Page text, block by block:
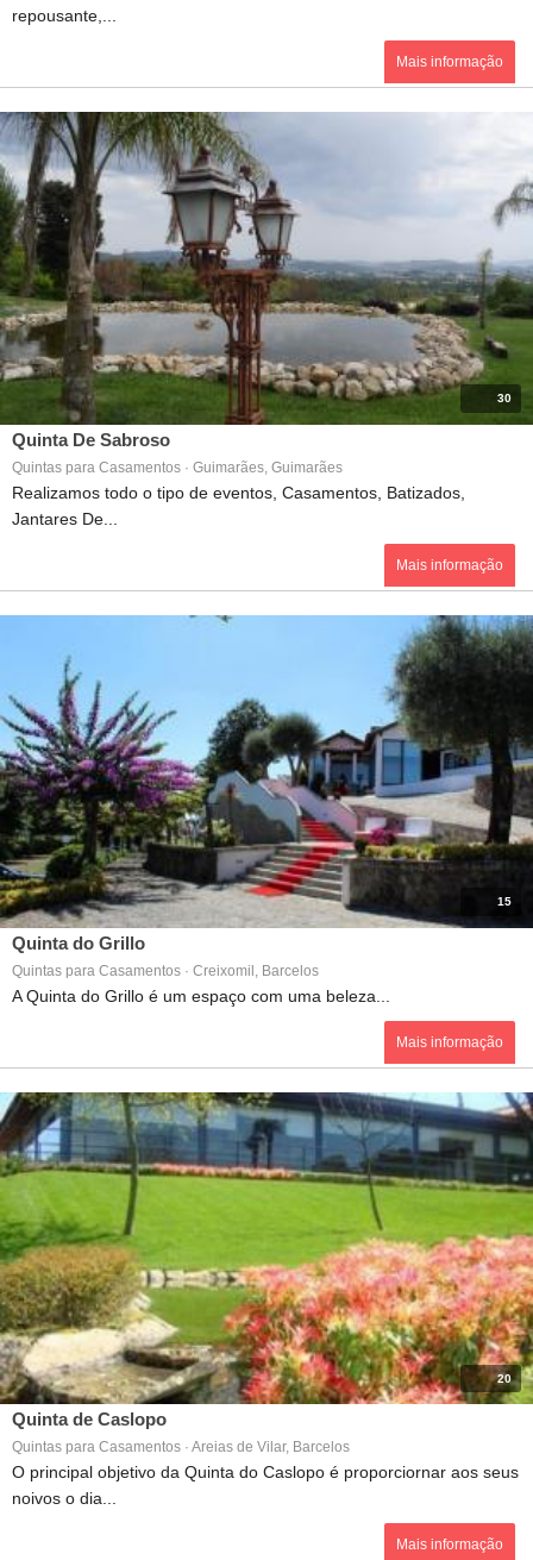
repousante,...
Mais informação
30
Quinta De Sabroso
Quintas para Casamentos · Guimarães, Guimarães
Realizamos todo o tipo de eventos, Casamentos, Batizados,
Jantares De...
Mais informação
15
Quinta do Grillo
Quintas para Casamentos · Creixomil, Barcelos
A Quinta do Grillo é um espaço com uma beleza...
Mais informação
20
Quinta de Caslopo
Quintas para Casamentos · Areias de Vilar, Barcelos
O principal objetivo da Quinta do Caslopo é proporciornar aos seus
noivos o dia...
Mais informação